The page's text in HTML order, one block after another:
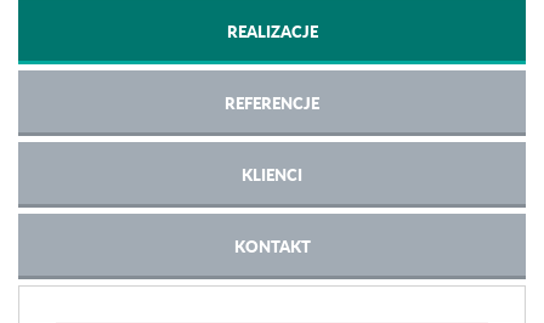
REALIZACJE
REFERENCJE
KLIENCI
KONTAKT